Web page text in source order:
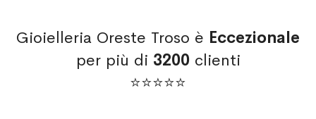
Gioielleria Oreste Troso è Eccezionale
per più di 3200clienti
⭐⭐⭐⭐⭐